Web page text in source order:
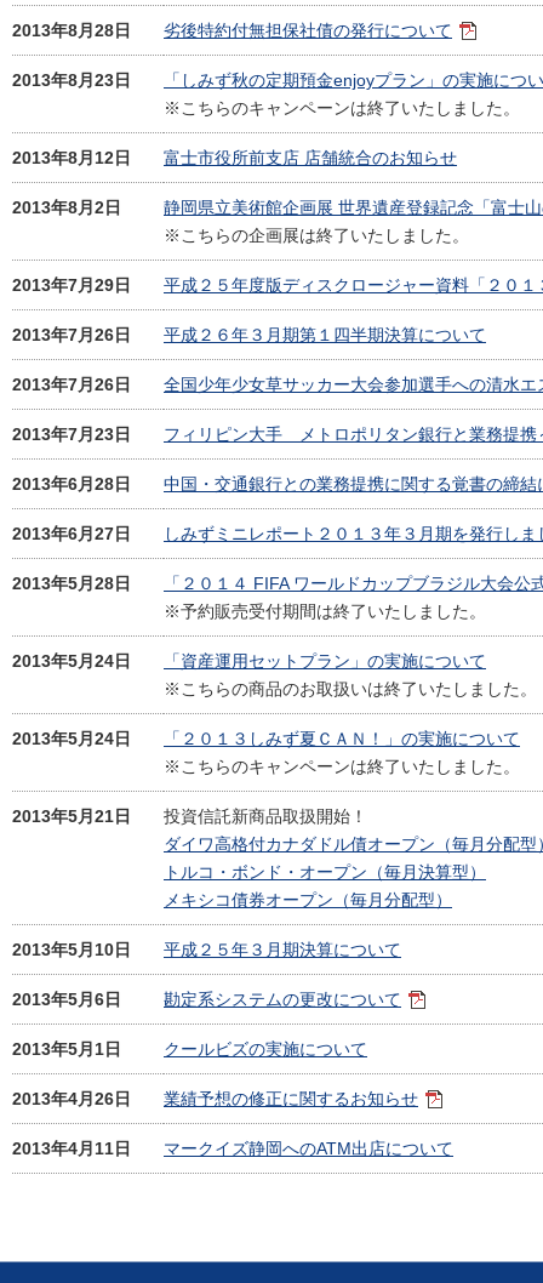
2013年8月28日 劣後特約付無担保社債の発行について
2013年8月23日
「しみず秋の定期預金enjoyプラン」の実施につ
※こちらのキャンペーンは終了いたしました。
2013年8月12日 富士市役所前支店 店舗統合のお知らせ
2013年8月2日
静岡県立美術館企画展 世界遺産登録記念「富士
※こちらの企画展は終了いたしました。
2013年7月29日 平成２５年度版ディスクロージャー資料「２０
2013年7月26日 平成２６年３月期第１四半期決算について
2013年7月26日 全国少年少女草サッカー大会参加選手への清水
2013年7月23日 フィリピン大手 メトロポリタン銀行と業務提携
2013年6月28日 中国・交通銀行との業務提携に関する覚書の締結
2013年6月27日 しみずミニレポート２０１３年３月期を発行しま
2013年5月28日
「２０１４ FIFA ワールドカップブラジル大会
※予約販売受付期間は終了いたしました。
2013年5月24日
「資産運用セットプラン」の実施について
※こちらの商品のお取扱いは終了いたしました。
2013年5月24日
「２０１３しみず夏ＣＡＮ！」の実施について
※こちらのキャンペーンは終了いたしました。
2013年5月21日
投資信託新商品取扱開始！
ダイワ高格付カナダドル債オープン（毎月分配型
トルコ・ボンド・オープン（毎月決算型）
メキシコ債券オープン（毎月分配型）
2013年5月10日 平成２５年３月期決算について
2013年5月6日 勘定系システムの更改について
2013年5月1日 クールビズの実施について
2013年4月26日 業績予想の修正に関するお知らせ
2013年4月11日 マークイズ静岡へのATM出店について